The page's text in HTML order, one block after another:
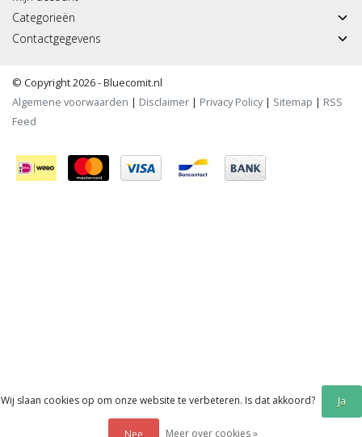
Categorieën
Contactgegevens
© Copyright 2026 - Bluecomit.nl
Algemene voorwaarden | Disclaimer | Privacy Policy| Sitemap | RSS
Feed
Wij slaan cookies op om onze website te verbeteren. Is dat akkoord? Ja
Nee Meer over cookies »